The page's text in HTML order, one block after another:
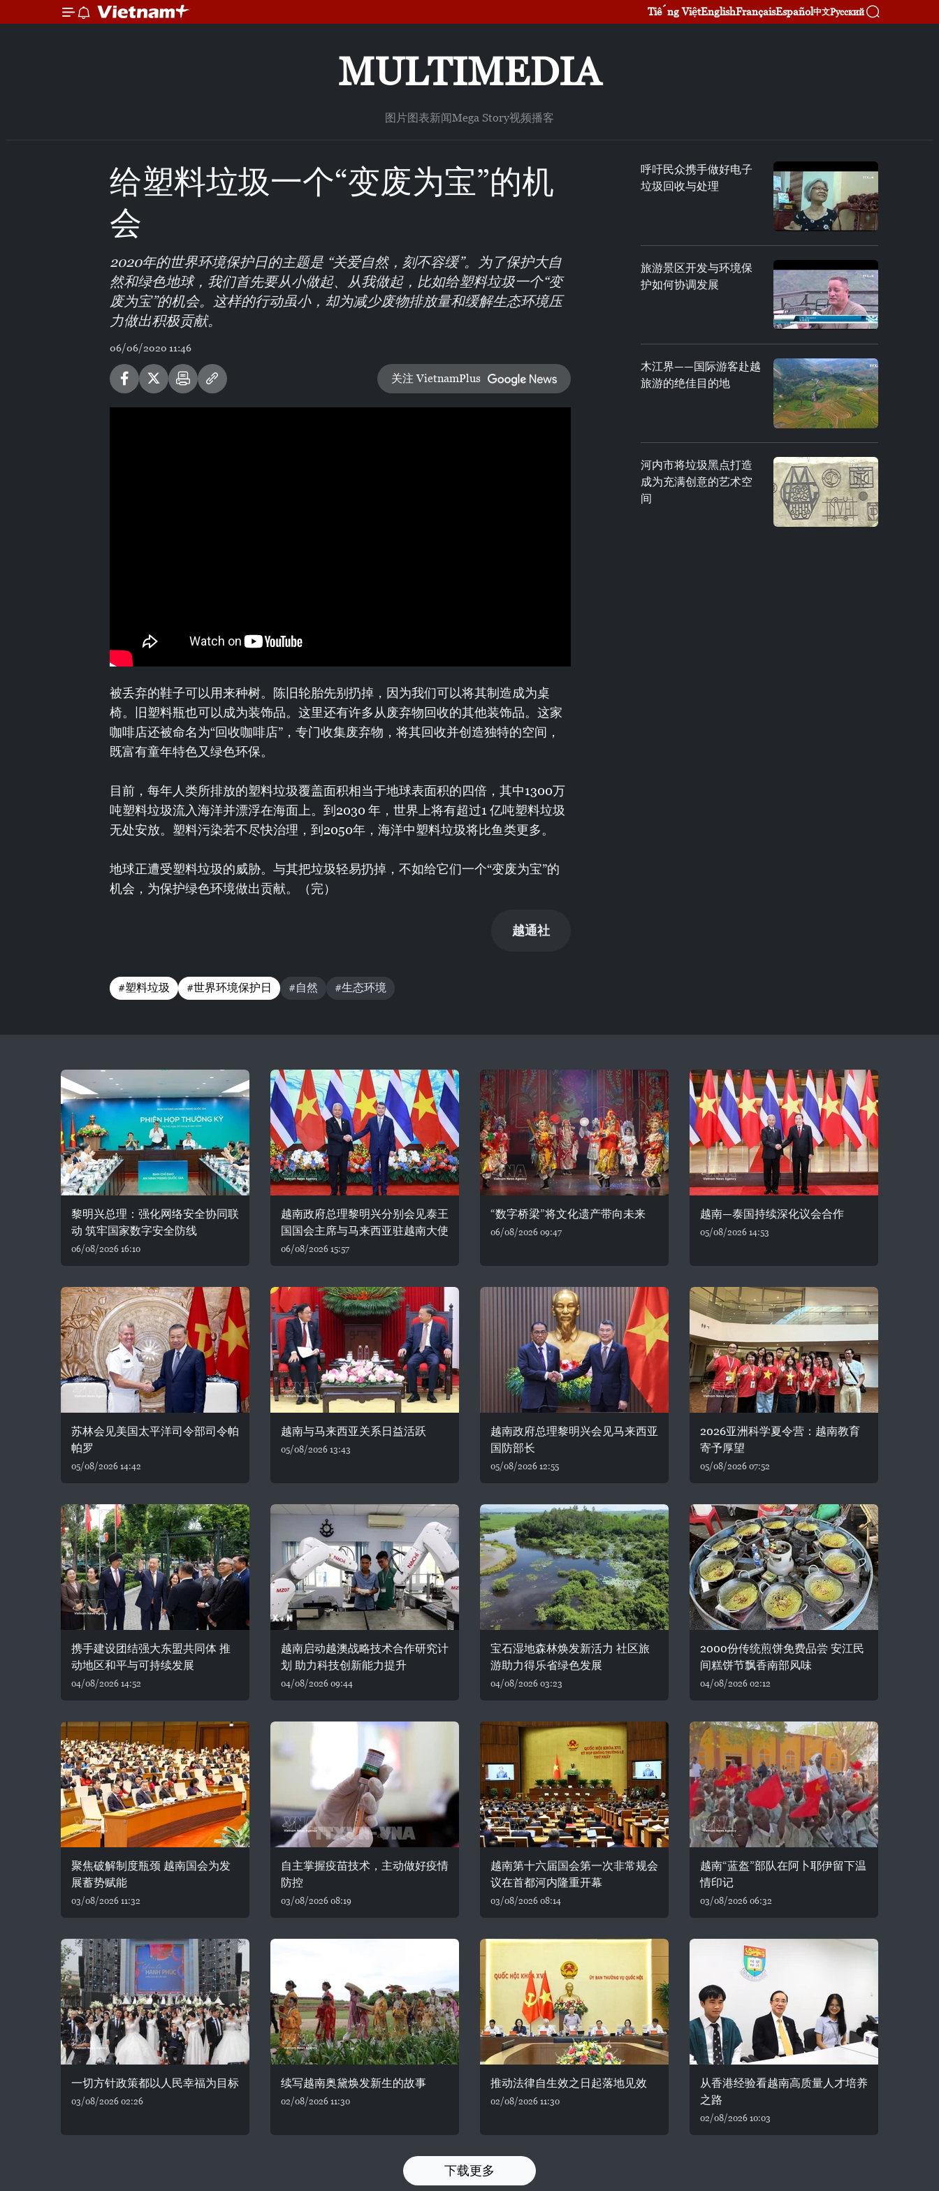
Tiếng ViệtEnglishFrançaisEspañol中文Русский
MULTIMEDIA
图片图表新闻Mega Story视频播客
给塑料垃圾一个“变废为宝”的机
会
2020年的世界环境保护日的主题是 “关爱自然，刻不容缓”。为了保护大自
然和绿色地球，我们首先要从小做起、从我做起，比如给塑料垃圾一个“变
废为宝”的机会。这样的行动虽小，却为减少废物排放量和缓解生态环境压
力做出积极贡献。
06/06/2020 11:46
关注 VietnamPlus
被丢弃的鞋子可以用来种树。陈旧轮胎先别扔掉，因为我们可以将其制造成为桌
椅。旧塑料瓶也可以成为装饰品。这里还有许多从废弃物回收的其他装饰品。这家
咖啡店还被命名为“回收咖啡店”，专门收集废弃物，将其回收并创造独特的空间，
既富有童年特色又绿色环保。
目前，每年人类所排放的塑料垃圾覆盖面积相当于地球表面积的四倍，其中1300万
吨塑料垃圾流入海洋并漂浮在海面上。到2030 年，世界上将有超过1 亿吨塑料垃圾
无处安放。塑料污染若不尽快治理，到2050年，海洋中塑料垃圾将比鱼类更多。
地球正遭受塑料垃圾的威胁。与其把垃圾轻易扔掉，不如给它们一个“变废为宝”的
机会，为保护绿色环境做出贡献。（完）
越通社
#塑料垃圾 #世界环境保护日 #自然 #生态环境
呼吁民众携手做好电子
垃圾回收与处理
旅游景区开发与环境保
护如何协调发展
木江界——国际游客赴越
旅游的绝佳目的地
河内市将垃圾黑点打造
成为充满创意的艺术空
间
黎明兴总理：强化网络安全协同联
动 筑牢国家数字安全防线
06/08/2026 16:10
越南政府总理黎明兴分别会见泰王
国国会主席与马来西亚驻越南大使
06/08/2026 15:57
“数字桥梁”将文化遗产带向未来
06/08/2026 09:47
越南—泰国持续深化议会合作
05/08/2026 14:53
苏林会见美国太平洋司令部司令帕
帕罗
05/08/2026 14:42
越南与马来西亚关系日益活跃
05/08/2026 13:43
越南政府总理黎明兴会见马来西亚
国防部长
05/08/2026 12:55
2026亚洲科学夏令营：越南教育
寄予厚望
05/08/2026 07:52
携手建设团结强大东盟共同体 推
动地区和平与可持续发展
04/08/2026 14:52
越南启动越澳战略技术合作研究计
划 助力科技创新能力提升
04/08/2026 09:44
宝石湿地森林焕发新活力 社区旅
游助力得乐省绿色发展
04/08/2026 03:23
2000份传统煎饼免费品尝 安江民
间糕饼节飘香南部风味
04/08/2026 02:12
聚焦破解制度瓶颈 越南国会为发
展蓄势赋能
03/08/2026 11:32
自主掌握疫苗技术，主动做好疫情
防控
03/08/2026 08:19
越南第十六届国会第一次非常规会
议在首都河内隆重开幕
03/08/2026 08:14
越南“蓝盔”部队在阿卜耶伊留下温
情印记
03/08/2026 06:32
一切方针政策都以人民幸福为目标
03/08/2026 02:26
续写越南奥黛焕发新生的故事
02/08/2026 11:30
推动法律自生效之日起落地见效
02/08/2026 11:30
从香港经验看越南高质量人才培养
之路
02/08/2026 10:03
下载更多